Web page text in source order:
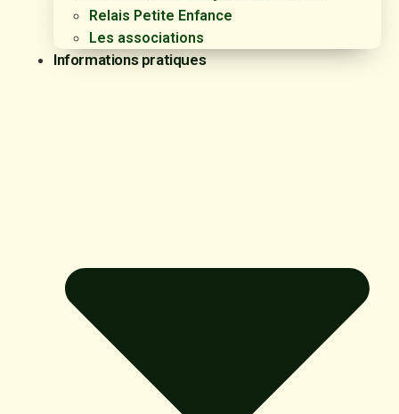
Relais Petite Enfance
Les associations
Informations pratiques